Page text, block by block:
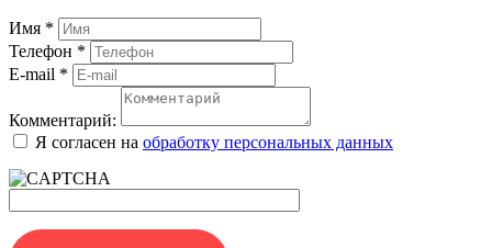
Имя *
Телефон *
E-mail *
Комментарий:
Я согласен на обработку персональных данных